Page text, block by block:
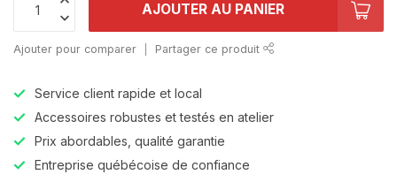
AJOUTER AU PANIER
Ajouter pour comparer Partager ce produit
Service client rapide et local
Accessoires robustes et testés en atelier
Prix abordables, qualité garantie
Entreprise québécoise de confiance